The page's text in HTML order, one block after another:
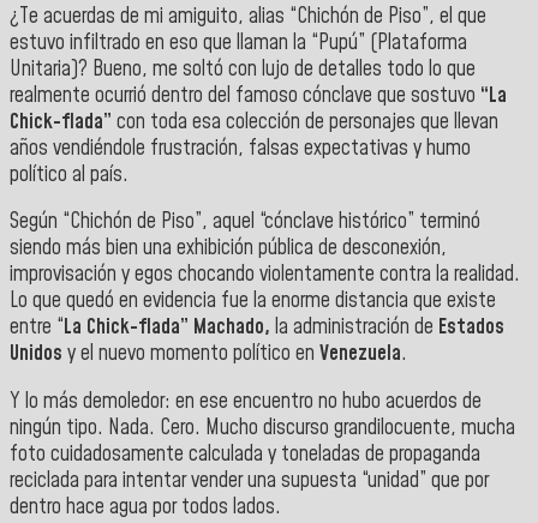
¿Te acuerdas de mi amiguito, alias “Chichón de Piso”, el que
estuvo infiltrado en eso que llaman la “Pupú” (Plataforma
Unitaria)? Bueno, me soltó con lujo de detalles todo lo que
realmente ocurrió dentro del famoso cónclave que sostuvo “La
Chick-flada” con toda esa colección de personajes que llevan
años vendiéndole frustración, falsas expectativas y humo
político al país.
Según “Chichón de Piso”, aquel “cónclave histórico” terminó
siendo más bien una exhibición pública de desconexión,
improvisación y egos chocando violentamente contra la realidad.
Lo que quedó en evidencia fue la enorme distancia que existe
entre “La Chick-flada” Machado, la administración de Estados
Unidos y el nuevo momento político en Venezuela.
Y lo más demoledor: en ese encuentro no hubo acuerdos de
ningún tipo. Nada. Cero. Mucho discurso grandilocuente, mucha
foto cuidadosamente calculada y toneladas de propaganda
reciclada para intentar vender una supuesta “unidad” que por
dentro hace agua por todos lados.